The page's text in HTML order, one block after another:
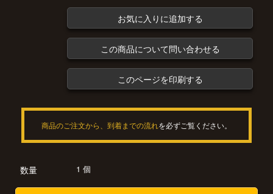
お気に入りに追加する
この商品について問い合わせる
このページを印刷する
商品のご注文から、到着までの流れを必ずご覧ください。
数量 1 個